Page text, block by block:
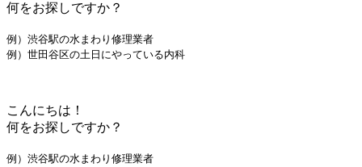
何をお探しですか？
例）渋谷駅の水まわり修理業者
例）世田谷区の土日にやっている内科
こんにちは！
何をお探しですか？
例）渋谷駅の水まわり修理業者